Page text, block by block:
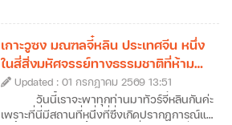
ฉางชุนแบบครบทุกมิติ ไม่ว่าจะเป็นแลนด์มาร์ก
สำคัญ แหล่งพักผ่อน หรือย่านไลฟ์สไตล์มาฝาก
กันด้วย ว่าแล้วก็เตรียมตัวออกเดินทางไปเยือน
เมืองหลวงแห่งมณฑลจี๋หลินที่ฉางชุนกันได้เลย
ค่ะ
วางแผนมาทัวร์จูไห่คือคำตอบที่ไม่ควรมองข้าม
เลยค่ะ เมืองชายฝั่งทะเลแห่งนี้ไม่ได้มีดีแค่เป็น
เขตเศรษฐกิจพิเศษที่คึกคัก แต่ยังมีเสน่ห์เฉพาะ
ตัวด้วยถนนสายยาวเลียบหาด สวนสาธารณะ
เขียวขจีที่แทรกตัวอยู่ทุกมุมเมือง และ
บรรยากาศที่ดูผ่อนคลายกว่าเมืองใหญ่ข้าง
เคียงอย่างกวางโจวหรือเซินเจิ้น ถึงแม้ว่าหลาย
เกาะวูซง มณฑลจี๋หลิน ประเทศจีน หนึ่ง
ในสี่สิ่งมหัศจรรย์ทางธรรมชาติที่ห้าม
พลาดของจีน
Updated : 01 กรกฎาคม 2569 13:51
วันนี้เราจะพาทุกท่านมาทัวร์จี๋หลินกันค่ะ
เพราะที่นี่มีสถานที่หนึ่งที่ซึ่งเกิดปรากฏการณ์แม่